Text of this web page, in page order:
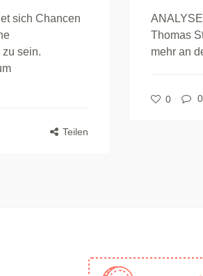
sich Chancen
zu sein.
Teilen
Thomas
mehr an
0 0